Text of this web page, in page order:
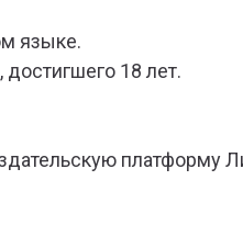
языке.
18 лет.
платформу